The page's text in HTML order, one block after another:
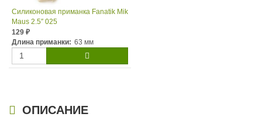
Силиконовая приманка Fanatik Mik
Maus 2.5″ 025
129 ₽
Длина приманки: 63 мм
ОПИСАНИЕ